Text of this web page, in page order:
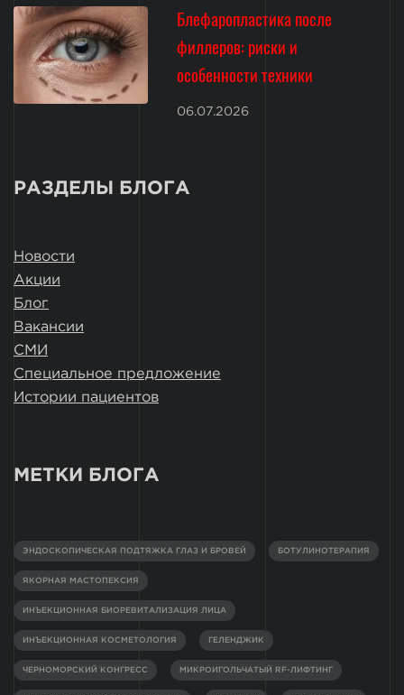
Блефаропластика после
филлеров: риски и
особенности техники
06.07.2026
РАЗДЕЛЫ БЛОГА
Новости
Акции
Блог
Вакансии
СМИ
Специальное предложение
Истории пациентов
МЕТКИ БЛОГА
ЭНДОСКОПИЧЕСКАЯ ПОДТЯЖКА ГЛАЗ И БРОВЕЙ БОТУЛИНОТЕРАПИЯ
ЯКОРНАЯ МАСТОПЕКСИЯ
ИНЪЕКЦИОННАЯ БИОРЕВИТАЛИЗАЦИЯ ЛИЦА
ИНЪЕКЦИОННАЯ КОСМЕТОЛОГИЯ ГЕЛЕНДЖИК
ЧЕРНОМОРСКИЙ КОНГРЕСС МИКРОИГОЛЬЧАТЫЙ RF-ЛИФТИНГ